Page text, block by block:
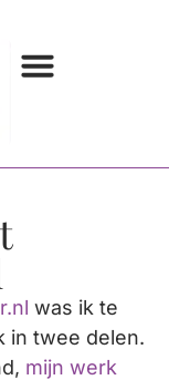
was ik te
in twee delen.
mijn werk